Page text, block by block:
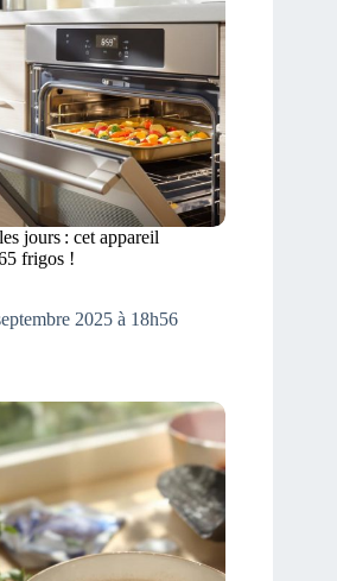
jours : cet appareil
frigos !
2025 à 18h56